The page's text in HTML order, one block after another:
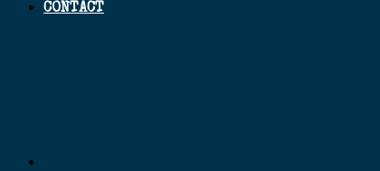
CONTACT